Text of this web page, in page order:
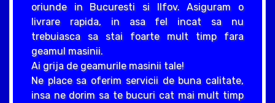
oriunde in Bucuresti si Ilfov. Asiguram o
livrare rapida, in asa fel incat sa nu
trebuiasca sa stai foarte mult timp fara
geamul masinii.
Ai grija de geamurile masinii tale!
Ne place sa oferim servicii de buna calitate,
insa ne dorim sa te bucuri cat mai mult timp